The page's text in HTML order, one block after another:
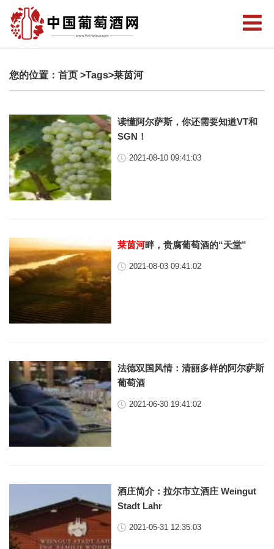
您的位置： 首页 >Tags>莱茵河
读懂阿尔萨斯，你还需要知道VT和
SGN！
2021-08-10 09:41:03
莱茵河畔，贵腐葡萄酒的“天堂”
2021-08-03 09:41:02
法德双国风情：清丽多样的阿尔萨斯
葡萄酒
2021-06-30 19:41:02
酒庄简介：拉尔市立酒庄 Weingut
Stadt Lahr
2021-05-31 12:35:03